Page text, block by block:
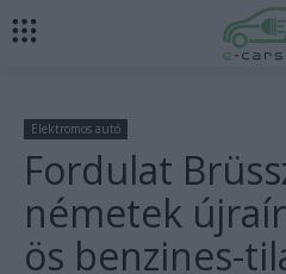
Elektromos autó
Fordulat
németek
ös benzines-